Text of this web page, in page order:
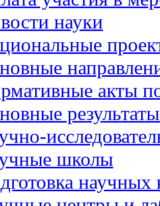
науки
акты
школы
научных